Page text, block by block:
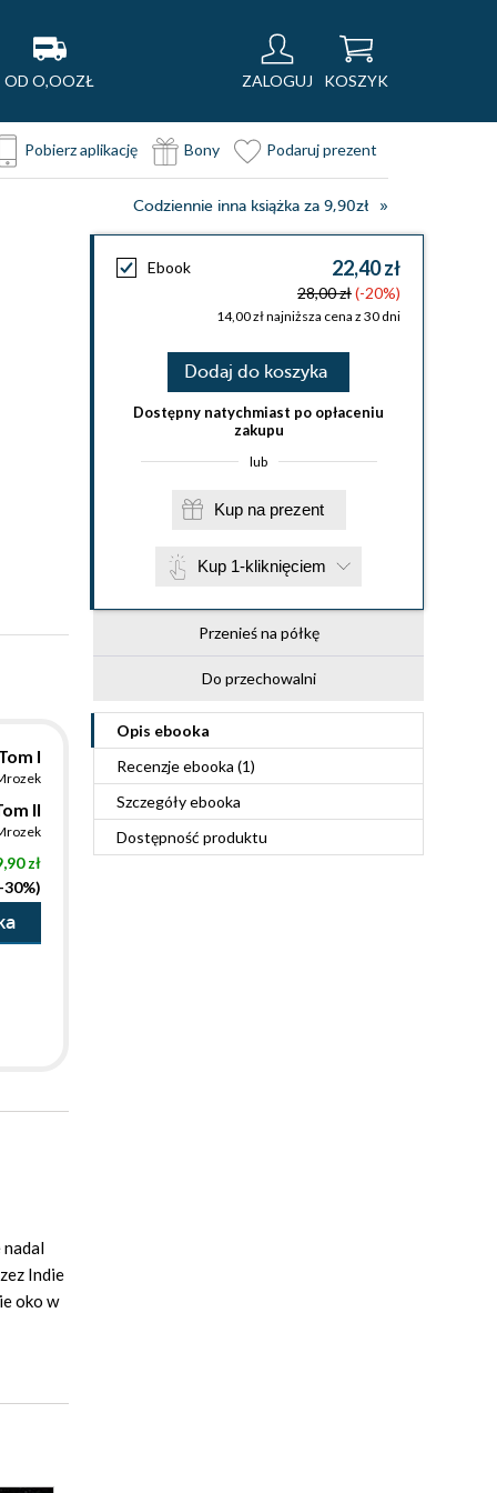
OD O,OOZŁ ZALOGUJ KOSZYK
Pobierz aplikację Bony Podaruj prezent
Codziennie inna książka za 9,90zł
Ebook 22,40 zł
28,00 zł(-20%)
14,00 zł najniższa cena z 30 dni
Dodaj do koszyka
Dostępny natychmiast po opłaceniu
zakupu
lub
Kup na prezent
Kup 1-kliknięciem
Przenieś na półkę
Do przechowalni
Opis ebooka
Recenzjeebooka (1)
Szczegółyebooka
Dostępność produktu
I
II
zł
30%)
nadal
Indie
oko w